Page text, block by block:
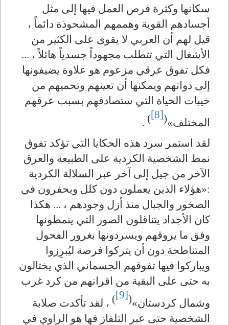
سكانها وكثرة فرص العمل فيها إلى مثل
أجسادهم القوية وهممهم المشحوذة دائماً ،
قيل لهم أن العربي لا يقوى على الكثير من
الأشغال التي تتطلب مجهوداً جسدياً هائلاً ، ...
فكل تفوق عرقي مزعوم هو علاوة يضيفونها
إلى ذواتهم ويمكنها أن تعينهم وتحميهم من
خيبات الحياة التي ستصادفهم بسبب عرقهم
المختلف»(
[8]
)
.
لقد استمر سرد هذه الحكايا التي تؤكد تفوق
نمط الشخصية الكردية على الطبيعة والعرق
الآخر من جيل إلى آخر عبر السلالة الكردية
:«هؤلاء الذين يعملون دون كلل ويحفرون في
الصخور والجبال منذ أزل وجودهم ، ... هكذا
كان الأجداد يتناقلون الصور التي ينمطونها
وفق ما يروقهم ويسردونها بغرور الفحول
المتناطحة دون أن يتركوا فرصة ليُبرِزوا
ويباركوا فيها تفوقهم الجسماني الذي يختالون
به حتى على البقية من اقرانهم من كرد غرب
وشمال كردستان»(
[9]
) ، لقد تأكدت صلابة
الشخصية حتى عبر التلفاز فها هو الراوي في